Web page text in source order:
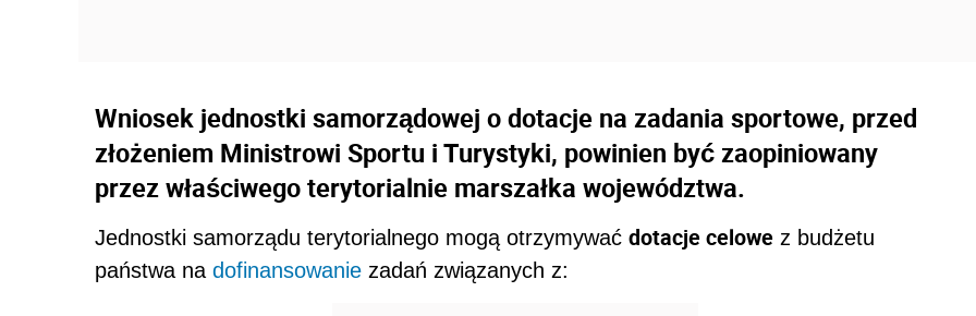
Wniosek jednostki samorządowej o dotacje na zadania sportowe, przed
złożeniem Ministrowi Sportu i Turystyki, powinien być zaopiniowany
przez właściwego terytorialnie marszałka województwa.
Jednostki samorządu terytorialnego mogą otrzymywać dotacje celowe z budżetu
państwa na dofinansowanie zadań związanych z: